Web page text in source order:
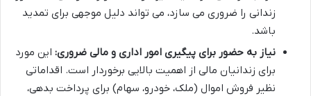
زندانی را ضروری می سازد، می تواند دلیل موجهی برای تمدید
باشد.
نیاز به حضور برای پیگیری امور اداری و مالی ضروری: این مورد
برای زندانیان مالی از اهمیت بالایی برخوردار است. اقداماتی
نظیر فروش اموال (ملک، خودرو، سهام) برای پرداخت بدهی،